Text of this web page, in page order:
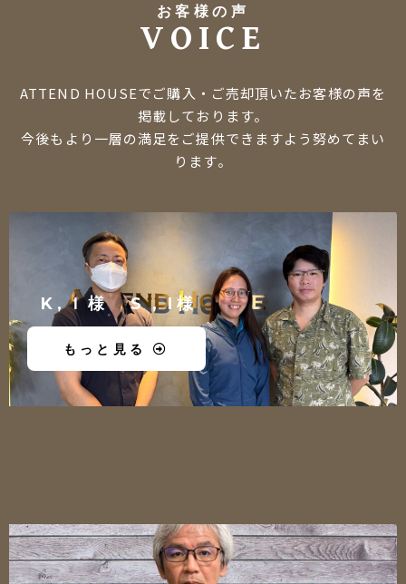
お客様の声
VOICE
ATTEND HOUSEでご購入・ご売却頂いたお客様の声を
掲載しております。
今後もより一層の満足をご提供できますよう努めてまい
ります。
K,Ｉ様 S，I様
もっと見る